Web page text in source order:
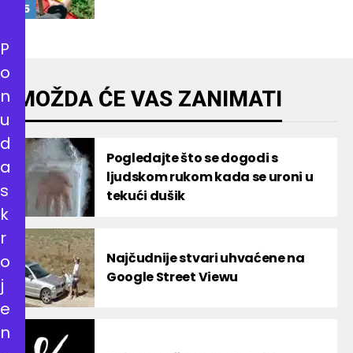
MOŽDA ĆE VAS ZANIMATI
Pogledajte što se dogodi s
ljudskom rukom kada se uroni u
tekući dušik
Najčudnije stvari uhvaćene na
Google Street Viewu
P
o
n
u
d
a
s
k
r
o
j
e
n